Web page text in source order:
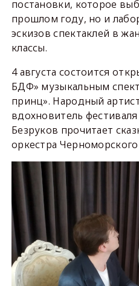
постановки, которое
прошлом году, но и
эскизов спектаклей в
классы.
4 августа состоится
БДФ» музыкальным
принц». Народный
вдохновитель
Безруков прочитает
оркестра